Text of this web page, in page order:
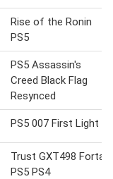
Rise of the Ronin
PS5
PS5 Assassin's
Creed Black Flag
Resynced
PS5 007 First Light
Trust GXT498 Forta
PS5 PS4